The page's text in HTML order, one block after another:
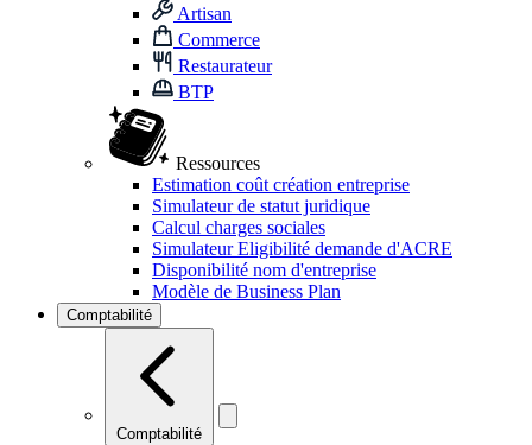
Artisan
Commerce
Restaurateur
BTP
Ressources
Estimation coût création entreprise
Simulateur de statut juridique
Calcul charges sociales
Simulateur Eligibilité demande d'ACRE
Disponibilité nom d'entreprise
Modèle de Business Plan
Comptabilité
Comptabilité